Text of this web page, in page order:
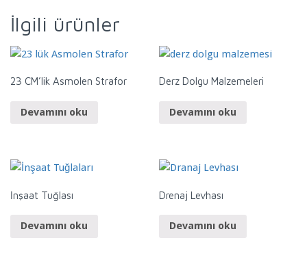
İlgili ürünler
23 CM’lik Asmolen Strafor
Devamını oku
Derz Dolgu Malzemeleri
Devamını oku
İnşaat Tuğlası
Devamını oku
Drenaj Levhası
Devamını oku